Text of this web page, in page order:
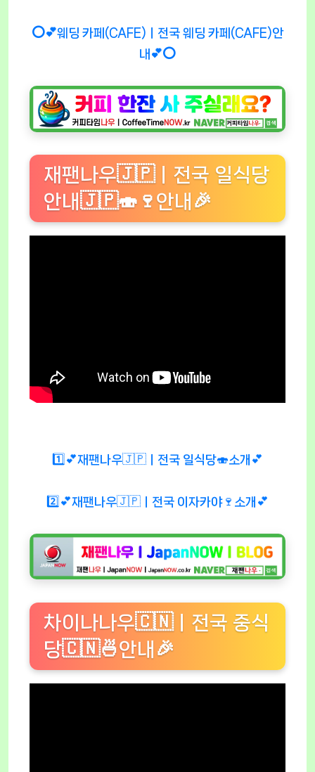
⭕💕웨딩 카페(CAFE)ㅣ전국 웨딩 카페(CAFE)안
내💕⭕
재팬나우🇯🇵ㅣ전국 일식당
안내🇯🇵🍣🍷안내🎉
1️⃣💕재팬나우🇯🇵ㅣ전국 일식당🍣소개💕
2️⃣💕재팬나우🇯🇵ㅣ전국 이자카야🍷소개💕
차이나나우🇨🇳ㅣ전국 중식
당🇨🇳🍜안내🎉